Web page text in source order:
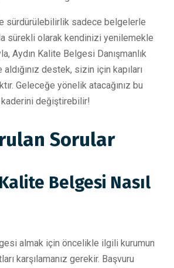
sürdürülebilirlik sadece belgelerle
sürekli olarak kendinizi yenilemekle
Aydın Kalite Belgesi Danışmanlık
destek, sizin için kapıları
Geleceğe yönelik atacağınız bu
değiştirebilir!
Sorular
Belgesi Nasıl
almak için öncelikle ilgili kurumun
karşılamanız gerekir. Başvuru